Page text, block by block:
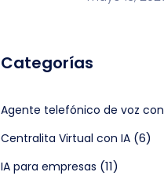
Categorías
Agente telefónico de voz
Centralita Virtual con IA (6)
IA para empresas (11)